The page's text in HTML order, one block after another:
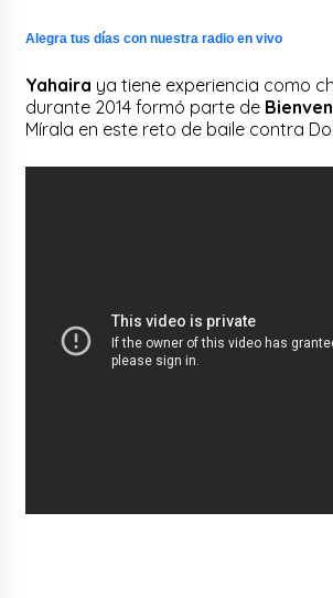
Alegra tus días con nuestra radio en vivo
Yahaira ya tiene experiencia como
durante 2014 formó parte de
Mírala en este reto de baile contra